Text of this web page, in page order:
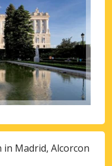
Madrid, Alcorcon